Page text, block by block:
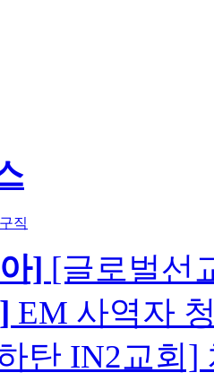
직
] [글로벌선
EM 사역자
탄 IN2교회]